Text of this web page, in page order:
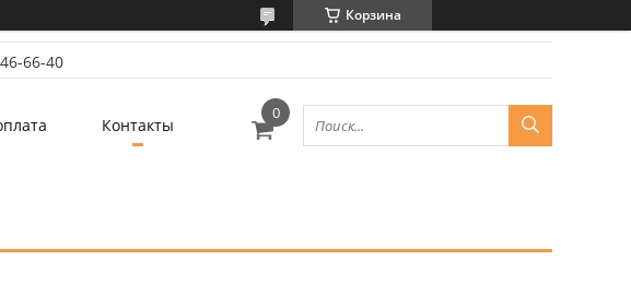
Корзина
66-40
Контакты